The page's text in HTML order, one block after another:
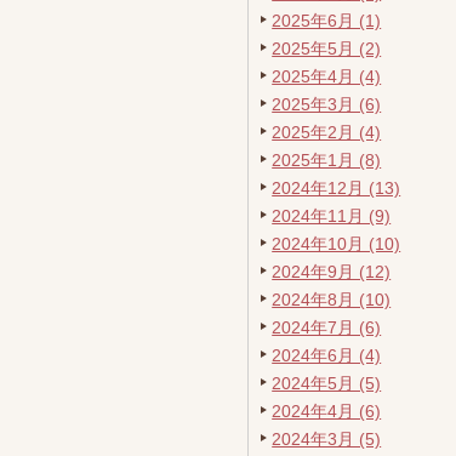
2025年6月 (1)
2025年5月 (2)
2025年4月 (4)
2025年3月 (6)
2025年2月 (4)
2025年1月 (8)
2024年12月 (13)
2024年11月 (9)
2024年10月 (10)
2024年9月 (12)
2024年8月 (10)
2024年7月 (6)
2024年6月 (4)
2024年5月 (5)
2024年4月 (6)
2024年3月 (5)